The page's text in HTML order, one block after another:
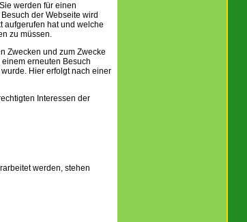
werden für einen
der Webseite wird
aufgerufen hat und welche
zu müssen.
Zwecken und zum Zwecke
erneuten Besuch
Hier erfolgt nach einer
Interessen der
werden, stehen